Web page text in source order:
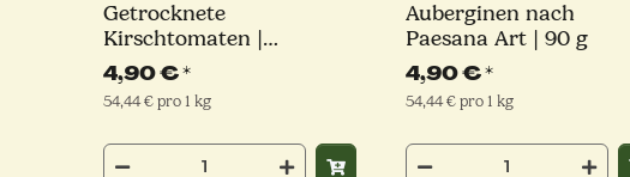
Getrocknete
Kirschtomaten |
Pomodoro Ciliegino | 90
4,90 €*
54,44 € pro 1 kg
Auberginen nach
Paesana Art | 90 g
4,90 €*
54,44 € pro 1 kg